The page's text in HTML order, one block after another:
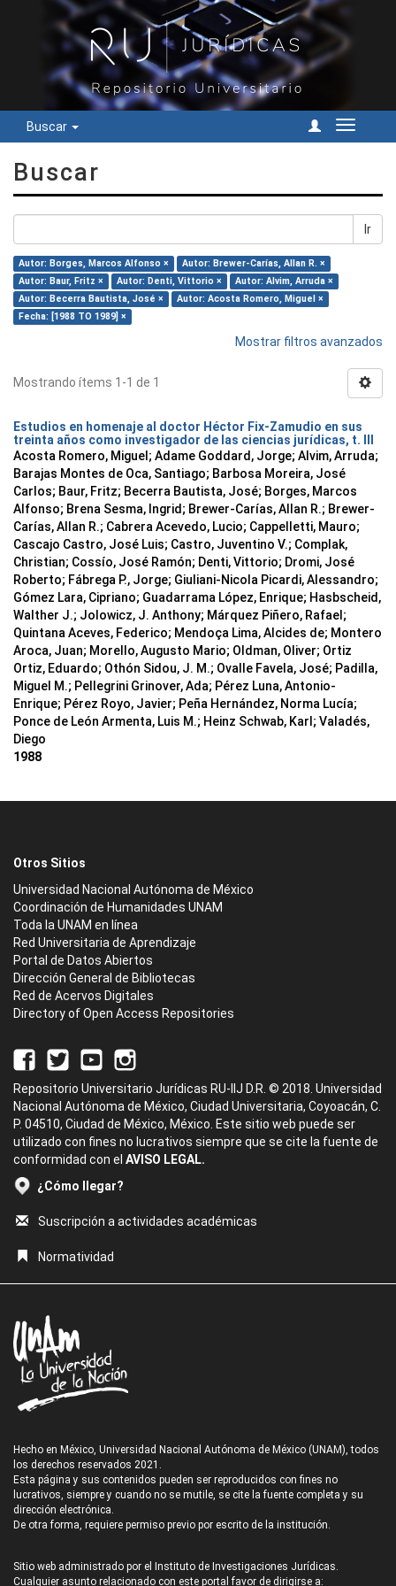
Buscar
Cambiar
Buscar
Ir
Autor: Borges, Marcos Alfonso ×
Autor: Brewer-Carías, Allan R. ×
Autor: Baur, Fritz ×
Autor: Denti, Vittorio ×
Autor: Alvim, Arruda ×
Autor: Becerra Bautista, José ×
Autor: Acosta Romero, Miguel ×
Fecha: [1988 TO 1989] ×
Mostrar filtros avanzados
Mostrando ítems 1-1 de 1
Estudios en homenaje al doctor Héctor Fix-Zamudio en sus
treinta años como investigador de las ciencias jurídicas, t. III
Acosta Romero, Miguel; Adame Goddard, Jorge; Alvim, Arruda;
Barajas Montes de Oca, Santiago; Barbosa Moreira, José
Carlos; Baur, Fritz; Becerra Bautista, José; Borges, Marcos
Alfonso; Brena Sesma, Ingrid; Brewer-Carías, Allan R.; Brewer-
Carías, Allan R.; Cabrera Acevedo, Lucio; Cappelletti, Mauro;
Cascajo Castro, José Luis; Castro, Juventino V.; Complak,
Christian; Cossío, José Ramón; Denti, Vittorio; Dromi, José
Roberto; Fábrega P., Jorge; Giuliani-Nicola Picardi, Alessandro;
Gómez Lara, Cipriano; Guadarrama López, Enrique; Hasbscheid,
Walther J.; Jolowicz, J. Anthony; Márquez Piñero, Rafael;
Quintana Aceves, Federico; Mendoça Lima, Alcides de; Montero
Aroca, Juan; Morello, Augusto Mario; Oldman, Oliver; Ortiz
Ortiz, Eduardo; Othón Sidou, J. M.; Ovalle Favela, José; Padilla,
Miguel M.; Pellegrini Grinover, Ada; Pérez Luna, Antonio-
Enrique; Pérez Royo, Javier; Peña Hernández, Norma Lucía;
Ponce de León Armenta, Luis M.; Heinz Schwab, Karl; Valadés,
Diego
1988
Otros Sitios
Universidad Nacional Autónoma de México
Coordinación de Humanidades UNAM
Toda la UNAM en línea
Red Universitaria de Aprendizaje
Portal de Datos Abiertos
Dirección General de Bibliotecas
Red de Acervos Digitales
Directory of Open Access Repositories
Repositorio Universitario Jurídicas RU-IIJ D.R. © 2018. Universidad
Nacional Autónoma de México, Ciudad Universitaria, Coyoacán, C.
P. 04510, Ciudad de México, México. Este sitio web puede ser
utilizado con fines no lucrativos siempre que se cite la fuente de
conformidad con el AVISO LEGAL.
¿Cómo llegar?
Suscripción a actividades académicas
Normatividad
Hecho en México, Universidad Nacional Autónoma de México (UNAM), todos
los derechos reservados 2021.
Esta página y sus contenidos pueden ser reproducidos con fines no
lucrativos, siempre y cuando no se mutile, se cite la fuente completa y su
dirección electrónica.
De otra forma, requiere permiso previo por escrito de la institución.
Sitio web administrado por el Instituto de Investigaciones Jurídicas.
Cualquier asunto relacionado con este portal favor de dirigirse a: